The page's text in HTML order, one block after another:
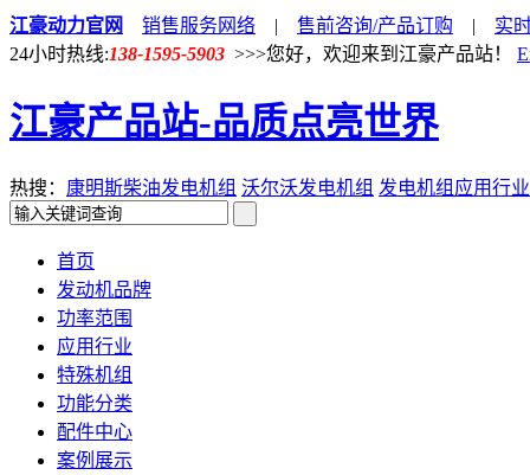
江豪动力官网 销售服务网络 | 售前咨询/产品订购 | 实
24小时热线:138-1595-5903 >>>您好，欢迎来到江豪产品站！
江豪产品站-品质点亮世界
热搜： 康明斯柴油发电机组 沃尔沃发电机组 发电机组应用行业
首页
发动机品牌
功率范围
应用行业
特殊机组
功能分类
配件中心
案例展示